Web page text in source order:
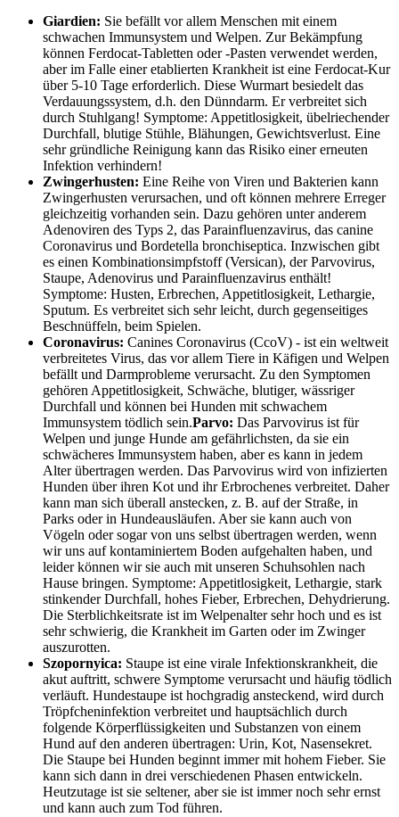
Giardien: Sie befällt vor allem Menschen mit einem
schwachen Immunsystem und Welpen. Zur Bekämpfung
können Ferdocat-Tabletten oder -Pasten verwendet werden,
aber im Falle einer etablierten Krankheit ist eine Ferdocat-Kur
über 5-10 Tage erforderlich. Diese Wurmart besiedelt das
Verdauungssystem, d.h. den Dünndarm. Er verbreitet sich
durch Stuhlgang! Symptome: Appetitlosigkeit, übelriechender
Durchfall, blutige Stühle, Blähungen, Gewichtsverlust. Eine
sehr gründliche Reinigung kann das Risiko einer erneuten
Infektion verhindern!
Zwingerhusten: Eine Reihe von Viren und Bakterien kann
Zwingerhusten verursachen, und oft können mehrere Erreger
gleichzeitig vorhanden sein. Dazu gehören unter anderem
Adenoviren des Typs 2, das Parainfluenzavirus, das canine
Coronavirus und Bordetella bronchiseptica. Inzwischen gibt
es einen Kombinationsimpfstoff (Versican), der Parvovirus,
Staupe, Adenovirus und Parainfluenzavirus enthält!
Symptome: Husten, Erbrechen, Appetitlosigkeit, Lethargie,
Sputum. Es verbreitet sich sehr leicht, durch gegenseitiges
Beschnüffeln, beim Spielen.
Coronavirus: Canines Coronavirus (CcoV) - ist ein weltweit
verbreitetes Virus, das vor allem Tiere in Käfigen und Welpen
befällt und Darmprobleme verursacht. Zu den Symptomen
gehören Appetitlosigkeit, Schwäche, blutiger, wässriger
Durchfall und können bei Hunden mit schwachem
Immunsystem tödlich sein.Parvo: Das Parvovirus ist für
Welpen und junge Hunde am gefährlichsten, da sie ein
schwächeres Immunsystem haben, aber es kann in jedem
Alter übertragen werden. Das Parvovirus wird von infizierten
Hunden über ihren Kot und ihr Erbrochenes verbreitet. Daher
kann man sich überall anstecken, z. B. auf der Straße, in
Parks oder in Hundeausläufen. Aber sie kann auch von
Vögeln oder sogar von uns selbst übertragen werden, wenn
wir uns auf kontaminiertem Boden aufgehalten haben, und
leider können wir sie auch mit unseren Schuhsohlen nach
Hause bringen. Symptome: Appetitlosigkeit, Lethargie, stark
stinkender Durchfall, hohes Fieber, Erbrechen, Dehydrierung.
Die Sterblichkeitsrate ist im Welpenalter sehr hoch und es ist
sehr schwierig, die Krankheit im Garten oder im Zwinger
auszurotten.
Szopornyica: Staupe ist eine virale Infektionskrankheit, die
akut auftritt, schwere Symptome verursacht und häufig tödlich
verläuft. Hundestaupe ist hochgradig ansteckend, wird durch
Tröpfcheninfektion verbreitet und hauptsächlich durch
folgende Körperflüssigkeiten und Substanzen von einem
Hund auf den anderen übertragen: Urin, Kot, Nasensekret.
Die Staupe bei Hunden beginnt immer mit hohem Fieber. Sie
kann sich dann in drei verschiedenen Phasen entwickeln.
Heutzutage ist sie seltener, aber sie ist immer noch sehr ernst
und kann auch zum Tod führen.